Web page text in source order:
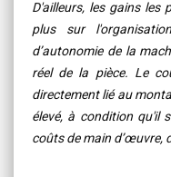
D'ailleurs, les gains les
plus sur
d’autonomie de la
réel de la pièce. Le
directement lié au
élevé, à condition qu'il
coûts de main d’œuvre,